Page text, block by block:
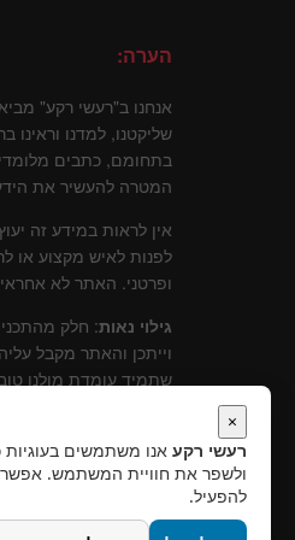
הערה:
אנחנו ב"רעשי רקע"
שליקטנו, למדנו
בתחומם, כתבים
המטרה להעשיר את
אין לראות במידע זה
לפנות לאיש מקצוע או
ופרטני. האתר לא
גילוי נאות: חלק
וייתכן והאתר מקבל
שתמיד עומדת מולנו
שירותים ומוצרים
×
רעשי רקע אנו משתמשים
ולשפר את חוויית המשתמש. אפשר
להפעיל.